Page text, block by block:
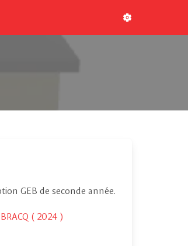
GEB de seconde année.
( 2024 )